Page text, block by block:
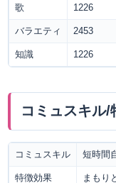
歌 1226
バラエティ 2453
知識 1226
コミュスキル/
コミュスキル 短時間
特徴効果 まもり